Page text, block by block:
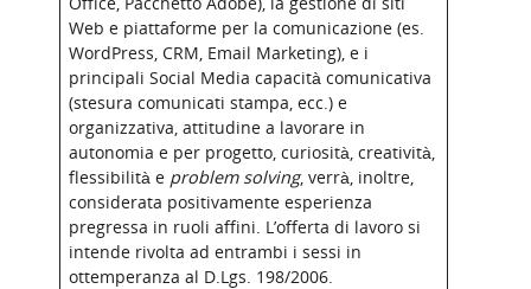
Web e piattaforme per la comunicazione (es.
WordPress, CRM, Email Marketing), e i
principali Social Media capacità comunicativa
(stesura comunicati stampa, ecc.) e
organizzativa, attitudine a lavorare in
autonomia e per progetto, curiosità, creatività,
flessibilità e problem solving, verrà, inoltre,
considerata positivamente esperienza
pregressa in ruoli affini. L’offerta di lavoro si
intende rivolta ad entrambi i sessi in
ottemperanza al D.Lgs. 198/2006.